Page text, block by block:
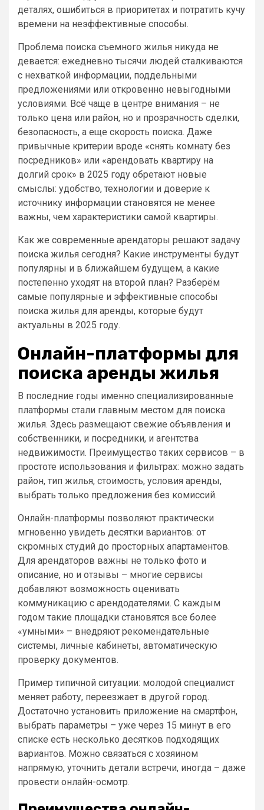
деталях, ошибиться в приоритетах и потратить кучу
времени на неэффективные способы.
Проблема поиска съемного жилья никуда не
девается: ежедневно тысячи людей сталкиваются
с нехваткой информации, поддельными
предложениями или откровенно невыгодными
условиями. Всё чаще в центре внимания – не
только цена или район, но и прозрачность сделки,
безопасность, а еще скорость поиска. Даже
привычные критерии вроде «снять комнату без
посредников» или «арендовать квартиру на
долгий срок» в 2025 году обретают новые
смыслы: удобство, технологии и доверие к
источнику информации становятся не менее
важны, чем характеристики самой квартиры.
Как же современные арендаторы решают задачу
поиска жилья сегодня? Какие инструменты будут
популярны и в ближайшем будущем, а какие
постепенно уходят на второй план? Разберём
самые популярные и эффективные способы
поиска жилья для аренды, которые будут
актуальны в 2025 году.
Онлайн-платформы для
поиска аренды жилья
В последние годы именно специализированные
платформы стали главным местом для поиска
жилья. Здесь размещают свежие объявления и
собственники, и посредники, и агентства
недвижимости. Преимущество таких сервисов – в
простоте использования и фильтрах: можно задать
район, тип жилья, стоимость, условия аренды,
выбрать только предложения без комиссий.
Онлайн-платформы позволяют практически
мгновенно увидеть десятки вариантов: от
скромных студий до просторных апартаментов.
Для арендаторов важны не только фото и
описание, но и отзывы – многие сервисы
добавляют возможность оценивать
коммуникацию с арендодателями. С каждым
годом такие площадки становятся все более
«умными» – внедряют рекомендательные
системы, личные кабинеты, автоматическую
проверку документов.
Пример типичной ситуации: молодой специалист
меняет работу, переезжает в другой город.
Достаточно установить приложение на смартфон,
выбрать параметры – уже через 15 минут в его
списке есть несколько десятков подходящих
вариантов. Можно связаться с хозяином
напрямую, уточнить детали встречи, иногда – даже
провести онлайн-осмотр.